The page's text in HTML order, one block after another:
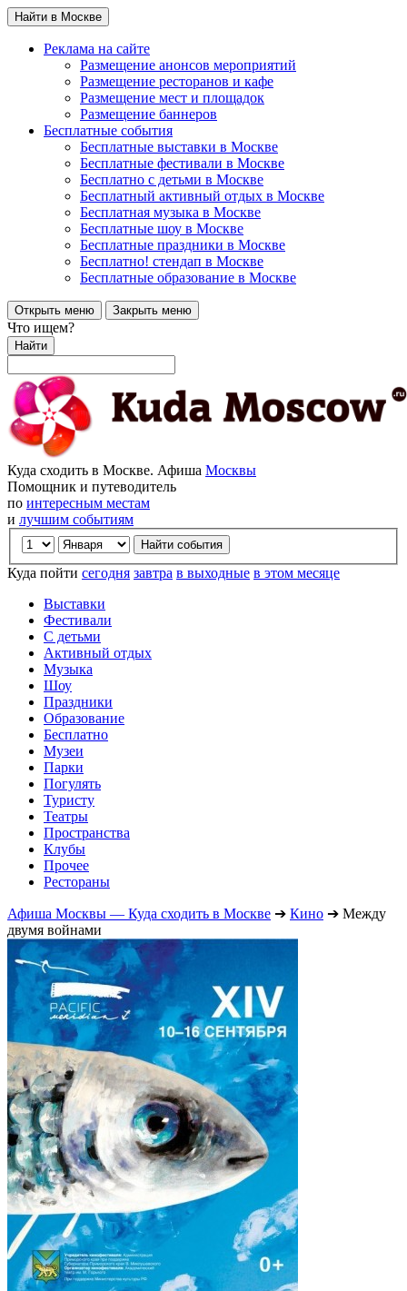
Найти в Москве
Реклама на сайте
Размещение анонсов мероприятий
Размещение ресторанов и кафе
Размещение мест и площадок
Размещение баннеров
Бесплатные события
Бесплатные выставки в Москве
Бесплатные фестивали в Москве
Бесплатно с детьми в Москве
Бесплатный активный отдых в Москве
Бесплатная музыка в Москве
Бесплатные шоу в Москве
Бесплатные праздники в Москве
Бесплатно! стендап в Москве
Бесплатные образование в Москве
Открыть меню Закрыть меню
Что ищем?
Найти
Куда сходить в Москве. Афиша Москвы
Помощник и путеводитель
по интересным местам
и лучшим событиям
Куда пойти сегодня завтра в выходные в этом месяце
Выставки
Фестивали
С детьми
Активный отдых
Музыка
Шоу
Праздники
Образование
Бесплатно
Музеи
Парки
Погулять
Туристу
Театры
Пространства
Клубы
Прочее
Рестораны
Афиша Москвы — Куда сходить в Москве ➔ Кино ➔ Между
двумя войнами